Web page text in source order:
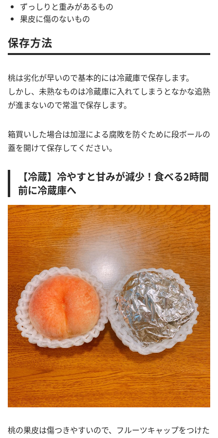
ずっしりと重みがあるもの
果皮に傷のないもの
保存方法
桃は劣化が早いので基本的には冷蔵庫で保存します。
しかし、未熟なものは冷蔵庫に入れてしまうとなかな追熟
が進まないので常温で保存します。
箱買いした場合は加湿による腐敗を防ぐために段ボールの
蓋を開けて保存してください。
【冷蔵】冷やすと甘みが減少！食べる2時間
前に冷蔵庫へ
桃の果皮は傷つきやすいので、フルーツキャップをつけた